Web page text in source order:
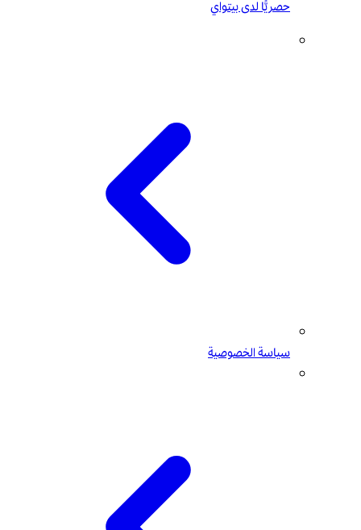
حصريًّا لدى بيتواي
سياسة الخصوصية